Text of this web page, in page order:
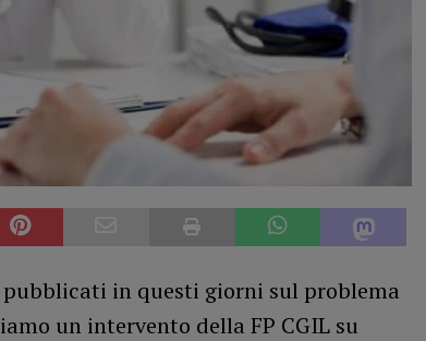
in questi giorni sul problema
un intervento della FP CGIL su